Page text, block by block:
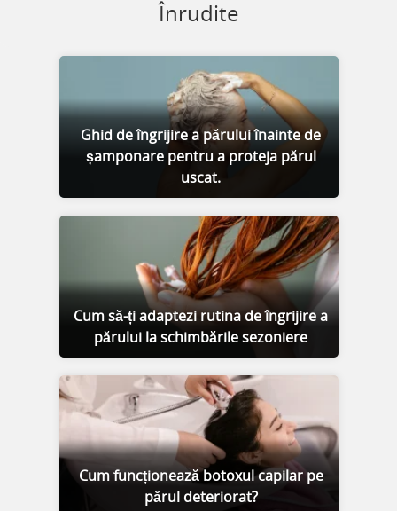
Înrudite
Ghid de îngrijire a părului înainte de
șamponare pentru a proteja părul
uscat.
Cum să-ți adaptezi rutina de îngrijire a
părului la schimbările sezoniere
Cum funcționează botoxul capilar pe
părul deteriorat?